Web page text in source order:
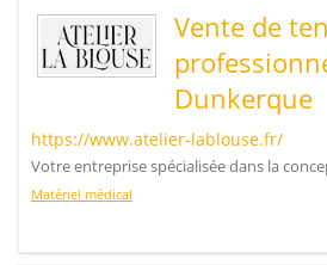
Vente de
Dunkerque
https://www.atelier-lablouse.fr/
Votre entreprise spécialisée dans la
Matériel médical